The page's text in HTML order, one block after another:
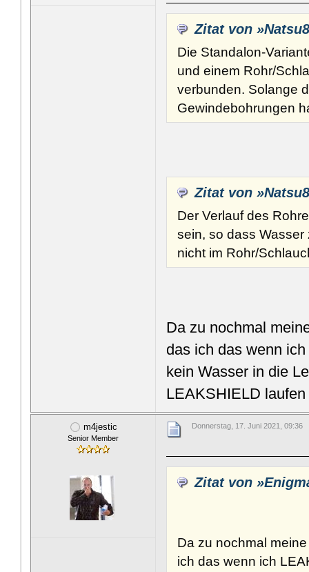
Zitat von
Die Standalon-
und einem Rohr/
verbunden. Solange
Gewindebohrungen
Zitat von
Der Verlauf des
sein, so dass
nicht im Rohr/
Da zu nochmal
das ich das wenn
kein Wasser in die
LEAKSHIELD
m4jestic
Senior Member
Donnerstag, 17. Juni 2021, 09:36
Zitat von
Da zu nochmal
ich das wenn ich